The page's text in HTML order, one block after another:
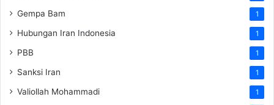
Gempa Bam 1
Hubungan Iran Indonesia 1
PBB 1
Sanksi Iran 1
Valiollah Mohammadi 1